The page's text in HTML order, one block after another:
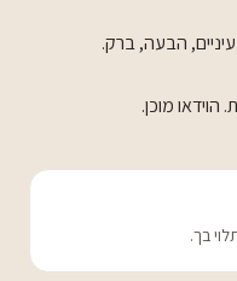
עיניים, הבעה, ברק.
הוידאו מוכן.
בך.